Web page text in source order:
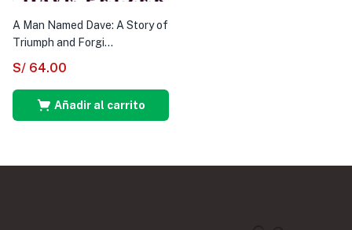
A Man Named Dave: A Story of
Triumph and Forgi...
S/ 64.00
Añadir al carrito